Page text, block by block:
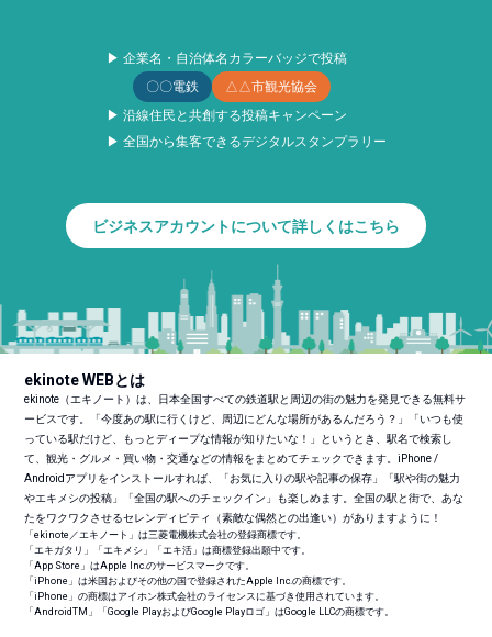
▶ 企業名・自治体名カラーバッジで投稿
〇〇電鉄
△△市観光協会
▶ 沿線住民と共創する投稿キャンペーン
▶ 全国から集客できるデジタルスタンプラリー
ビジネスアカウントについて詳しくはこちら
ekinote WEBとは
ekinote（エキノート）は、日本全国すべての鉄道駅と周辺の街の魅力を発見できる無料サ
ービスです。「今度あの駅に行くけど、周辺にどんな場所があるんだろう？」「いつも使
っている駅だけど、もっとディープな情報が知りたいな！」というとき、駅名で検索し
て、観光・グルメ・買い物・交通などの情報をまとめてチェックできます。iPhone /
Androidアプリをインストールすれば、「お気に入りの駅や記事の保存」「駅や街の魅力
やエキメシの投稿」「全国の駅へのチェックイン」も楽しめます。全国の駅と街で、あな
たをワクワクさせるセレンディピティ（素敵な偶然との出逢い）がありますように！
「ekinote／エキノート」は三菱電機株式会社の登録商標です。
「エキガタリ」「エキメシ」「エキ活」は商標登録出願中です。
「App Store」はApple Inc.のサービスマークです。
「iPhone」は米国およびその他の国で登録されたApple Inc.の商標です。
「iPhone」の商標はアイホン株式会社のライセンスに基づき使用されています。
「AndroidTM 」「Google PlayおよびGoogle Playロゴ」はGoogle LLCの商標です。